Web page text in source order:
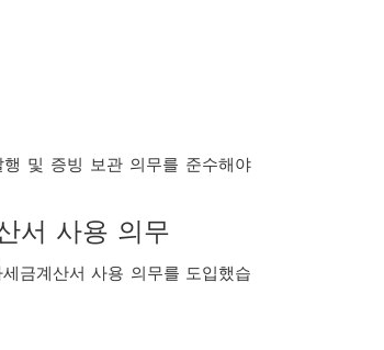
및 증빙 보관 의무를 준수해야
서 사용 의무
금계산서 사용 의무를 도입했습